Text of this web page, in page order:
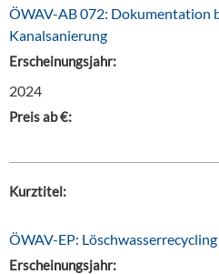
ÖWAV-AB 072: Dokumentation
Kanalsanierung
Erscheinungsjahr:
2024
Preis ab €:
Kurztitel:
ÖWAV-EP: Löschwasserrecycling
Erscheinungsjahr: